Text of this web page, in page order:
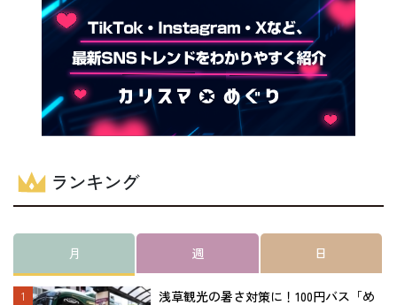
ランキング
月 週 日
浅草観光の暑さ対策に！100円バス「め